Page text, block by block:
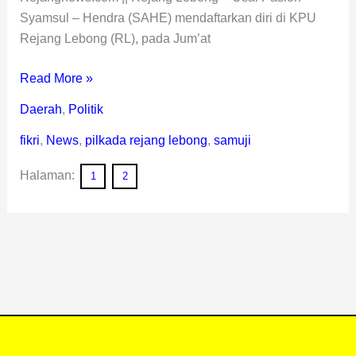
Syamsul – Hendra (SAHE) mendaftarkan diri di KPU
Rejang Lebong (RL), pada Jum’at
Read More »
Daerah, Politik
fikri, News, pilkada rejang lebong, samuji
Halaman: 1 2